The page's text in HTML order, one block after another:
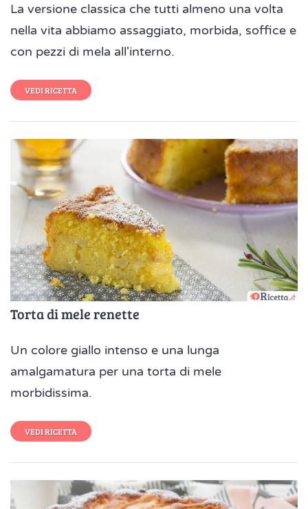
La versione classica che tutti almeno una volta
nella vita abbiamo assaggiato, morbida, soffice e
con pezzi di mela all'interno.
VEDI RICETTA
Torta di mele renette
Un colore giallo intenso e una lunga
amalgamatura per una torta di mele
morbidissima.
VEDI RICETTA